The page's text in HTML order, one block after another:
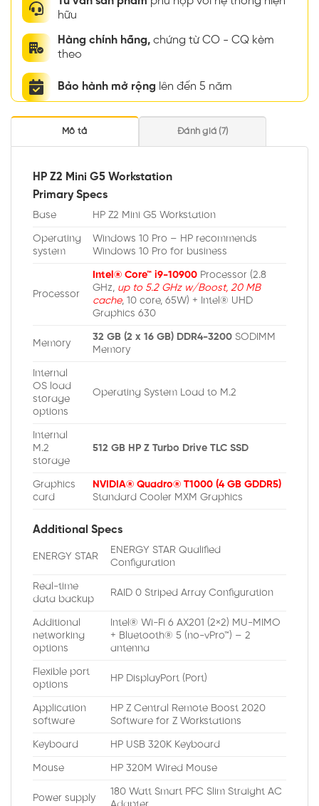
hữu
Hàng chính hãng, chứng từ CO - CQ kèm
theo
Bảo hành mở rộng lên đến 5 năm
Mô tả Đánh giá (7)
HP Z2 Mini G5 Workstation
Primary Specs
Base HP Z2 Mini G5 Workstation
Operating
system
Windows 10 Pro – HP recommends
Windows 10 Pro for business
Processor
Intel® Core™ i9-10900 Processor (2.8
GHz, up to 5.2 GHz w/Boost, 20 MB
cache, 10 core, 65W) + Intel® UHD
Graphics 630
Memory
32 GB (2 x 16 GB) DDR4-3200 SODIMM
Memory
Internal
OS load
storage
options
Operating System Load to M.2
Internal
M.2
storage
512 GB HP Z Turbo Drive TLC SSD
Graphics
card
NVIDIA® Quadro® T1000 (4 GB GDDR5)
Standard Cooler MXM Graphics
Additional Specs
ENERGY STAR
ENERGY STAR Qualified
Configuration
Real-time
data backup
RAID 0 Striped Array Configuration
Additional
networking
options
Intel® Wi-Fi 6 AX201 (2×2) MU-MIMO
+ Bluetooth® 5 (no-vPro™) – 2
antenna
Flexible port
options
HP DisplayPort (Port)
Application
software
HP Z Central Remote Boost 2020
Software for Z Workstations
Keyboard HP USB 320K Keyboard
Mouse HP 320M Wired Mouse
Power supply
180 Watt Smart PFC Slim Straight AC